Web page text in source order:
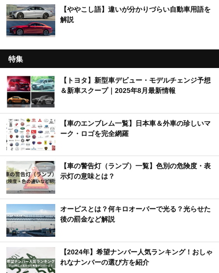
【ややこし語】違いが分かりづらい自動車用語を
解説
特集
【トヨタ】新型車デビュー・モデルチェンジ予想
＆新車スクープ｜2025年8月最新情報
【車のエンブレム一覧】日本車＆外車の珍しいマ
ーク・ロゴを完全網羅
【車の警告灯（ランプ）一覧】色別の危険度・表
示灯の意味とは？
オービスとは？何キロオーバーで光る？光らせた
後の罰金など解説
【2024年】希望ナンバー人気ランキング！おしゃ
れなナンバーの選び方を紹介